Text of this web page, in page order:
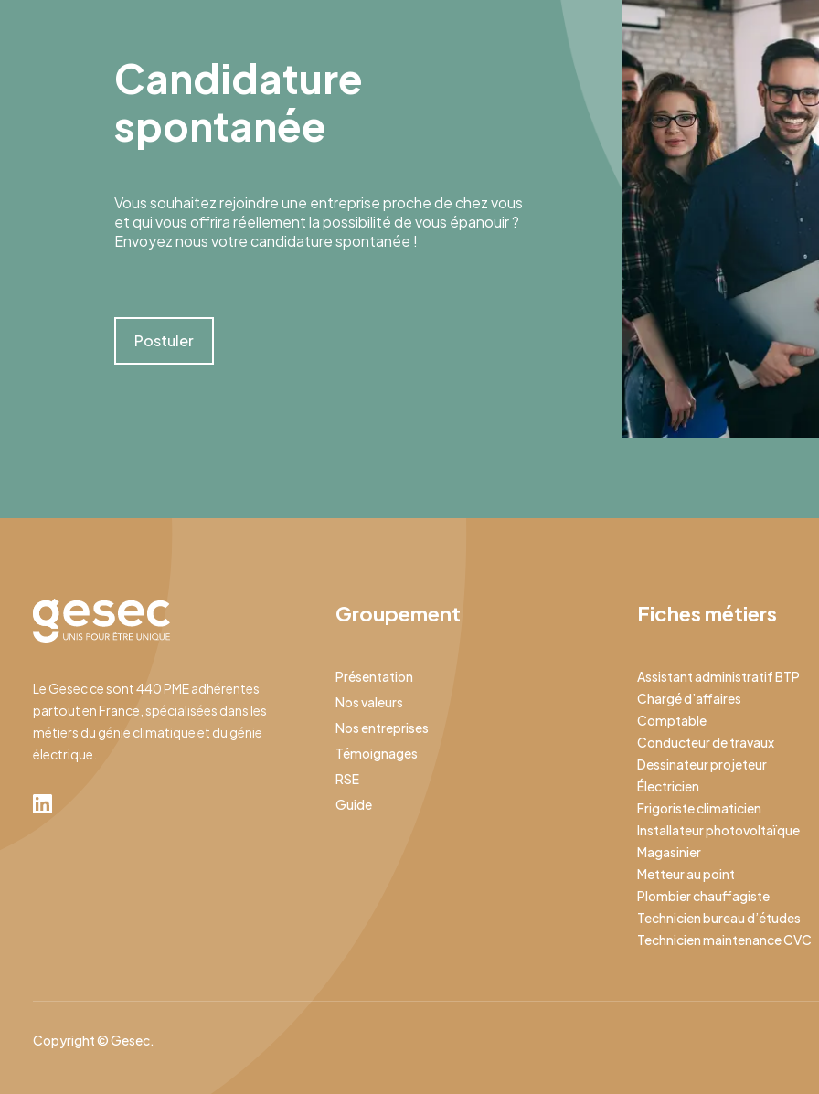
Candidature
spontanée
Vous souhaitez rejoindre une entreprise proche de chez vous
et qui vous offrira réellement la possibilité de vous épanouir ?
Envoyez nous votre candidature spontanée !
Postuler
Le Gesec ce sont 440 PME adhérentes
partout en France, spécialisées dans les
métiers du génie climatique et du génie
électrique.
Groupement
Présentation
Nos valeurs
Nos entreprises
Témoignages
RSE
Guide
Fiches métiers
Assistant administratif BTP
Chargé d’affaires
Comptable
Conducteur de travaux
Dessinateur projeteur
Électricien
Frigoriste climaticien
Installateur photovoltaïque
Magasinier
Metteur au point
Plombier chauffagiste
Technicien bureau d’études
Technicien maintenance CVC
Copyright © Gesec.